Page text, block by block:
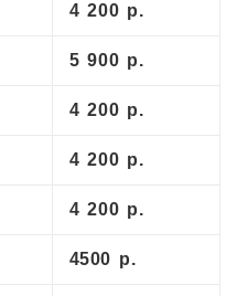
4 200 р.
5 900 р.
4 200 р.
4 200 р.
4 200 р.
4500 р.